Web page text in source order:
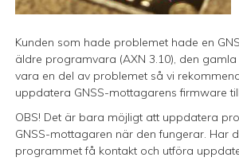
Kunden som hade problemet hade en
äldre programvara (AXN 3.10), den
vara en del av problemet så vi
uppdatera GNSS-mottagarens firmware
OBS! Det är bara möjligt att uppdatera
GNSS-mottagaren när den fungerar. Har
programmet få kontakt och utföra